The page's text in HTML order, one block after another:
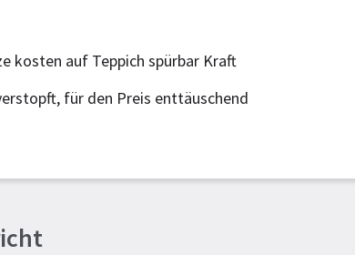
kosten auf Teppich spürbar Kraft
für den Preis enttäuschend